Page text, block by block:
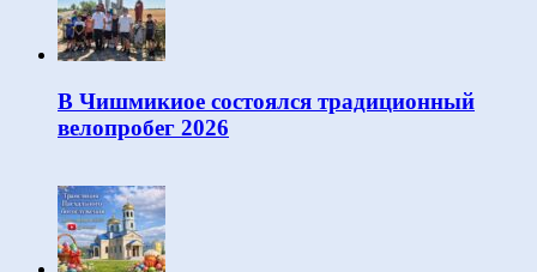
В Чишмикиое состоялся традиционный
велопробег 2026